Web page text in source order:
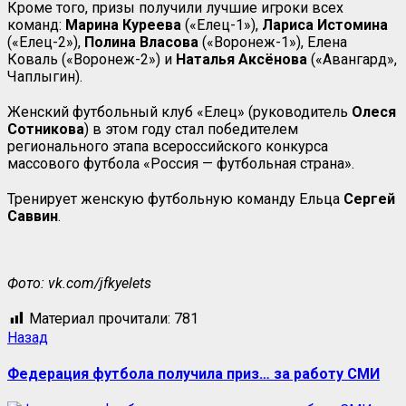
Кроме того, призы получили лучшие игроки всех
команд: Марина Куреева («Елец-1»), Лариса Истомина
(«Елец-2»), Полина Власова («Воронеж-1»), Елена
Коваль («Воронеж-2») и Наталья Аксёнова («Авангард»,
Чаплыгин).
Женский футбольный клуб «Елец» (руководитель Олеся
Сотникова) в этом году стал победителем
регионального этапа всероссийского конкурса
массового футбола «Россия — футбольная страна».
Тренирует женскую футбольную команду Ельца Сергей
Саввин.
Фото: vk.com/jfkyelets
Материал прочитали: 781
Назад
Федерация футбола получила приз… за работу СМИ